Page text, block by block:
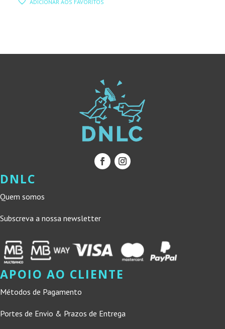
ADICIONAR AOS FAVORITOS
DNLC
Quem somos
Subscreva a nossa newsletter
APOIO AO CLIENTE
Métodos de Pagamento
Portes de Envio & Prazos de Entrega